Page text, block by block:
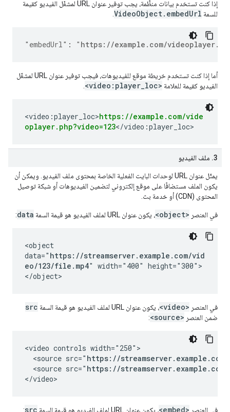
إذا كنت تستخدم بيانات منظَّمة، يجب توفير عنوان URL لمشغّل الفيديو كقيمة
للسمة VideoObject.embedUrl
"embedUrl" : " https://example.com/
أما إذا كنت تستخدم خريطة موقع للفيديوهات، فيجب توفير عنوان URL لمشغّل
الفيديو كقيمة للعلامة <video:player_loc>
<video:player_loc>https://example.com/vide
oplayer.php?video=123</video:player_loc>
‫3. ملف الفيديو
يمثّل عنوان URL لوحدات البايت الفعلية الخاصة بمحتوى ملف الفيديو. ويمكن أن
يكون الملف مستضافًا على موقع إلكتروني لتضمين الفيديوهات أو شبكة توصيل
المحتوى (CDN) أو خدمة بث.
في العنصر <object>، يكون عنوان URL لملف الفيديو هو قيمة السمة data
:
<object
data=" https://streamserver.example.com/vid
eo/123/file.mp4" width="400" height="300">
</object>
في العنصر <video>، يكون عنوان URL لملف الفيديو هو قيمة السمة src
ضمن العنصر <source>
:
<video controls width="250">
  <source src="
https://
  <source src="
https://
</video>
في العنصر <embed>، يكون عنوان URL لملف الفيديو هو قيمة السمة src
: